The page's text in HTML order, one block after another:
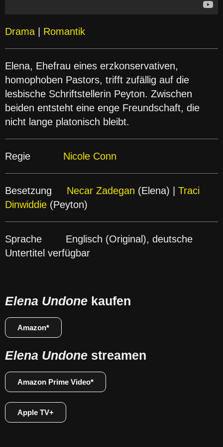
Drama Romantik
Elena, Ehefrau eines erzkonservativen,
homophoben Pastors, trifft zufällig auf die
lesbische Schriftstellerin Peyton. Zwischen
beiden entsteht eine enge Freundschaft, die
nicht lange platonisch bleibt.
Regie Nicole Conn
Besetzung Necar Zadegan (Elena) | Traci
Dinwiddie (Peyton)
Sprache Englisch (Original), deutsche
Untertitel verfügbar
Elena Undone kaufen
Amazon*
Elena Undone streamen
Amazon Prime Video*
Apple TV+